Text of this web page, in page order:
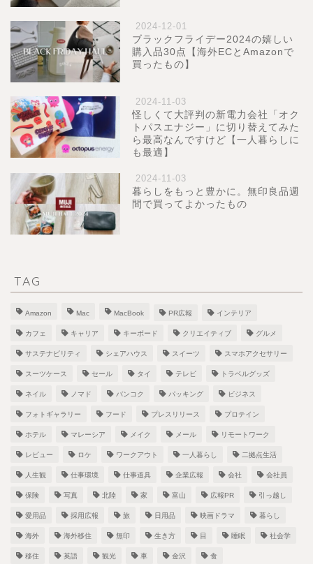
2024-12-01
ブラックフライデー2024の嬉しい
購入品30点【海外ECとAmazonで
買ったもの】
2024-11-03
怪しくて大評判の新電力会社「オク
トパスエナジー」に切り替えてみた
ら最高なんですけど【一人暮らしに
も最適】
2024-11-03
暮らしをもっと豊かに。無印良品週
間で買ってよかったもの
TAG
Amazon Mac MacBook PR広報 インテリア
カフェ キャリア キーボード クリエイティブ グルメ
サステナビリティ シェアハウス スイーツ スマホアクセサリー
スーツケース セール タイ テレビ トラベルグッズ
ネイル ノマド バンコク パッキング ビジネス
フォトギャラリー フード プレスリリース プロテイン
ホテル マレーシア メイク メール リモートワーク
レビュー ロケ ワークアウト 一人暮らし 二拠点生活
人生観 仕事環境 仕事道具 企業広報 会社 会社員
保険 写真 北陸 家 富山 広報PR 引っ越し
愛用品 採用広報 旅 日用品 映画ドラマ 暮らし
海外 海外移住 無印 生き方 目 睡眠 社会学
移住 英語 観光 車 金沢 食